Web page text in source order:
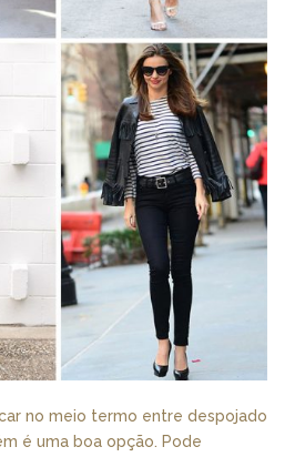
no meio termo entre despojado
é uma boa opção. Pode